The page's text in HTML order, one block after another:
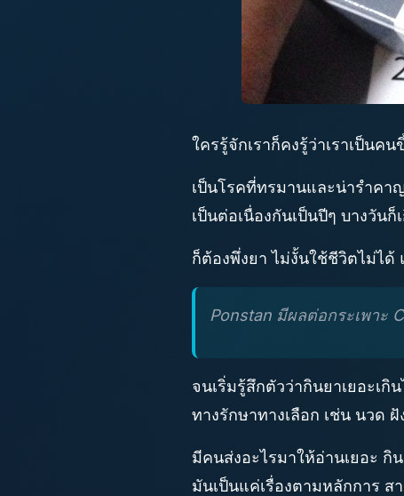
ใครรู้จักเราก็คงรู้ว่าเราเป็นค
เป็นโรคที่ทรมานและน่ารำคา
เป็นต่อเนื่องกันเป็นปีๆ บางวัน
ก็ต้องพึ่งยา ไม่งั้นใช้ชีวิตไม่ได้
Ponstan มีผลต่อกระเพาะ
จนเริ่มรู้สึกตัวว่ากินยาเยอะเ
ทางรักษาทางเลือก เช่น นวด ฝั
มีคนส่งอะไรมาให้อ่านเยอะ กิ
มันเป็นแค่เรื่องตามหลักการ